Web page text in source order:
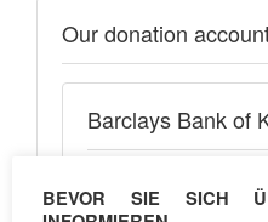
Our donation
Barclays Bank of
BEVOR SIE SICH